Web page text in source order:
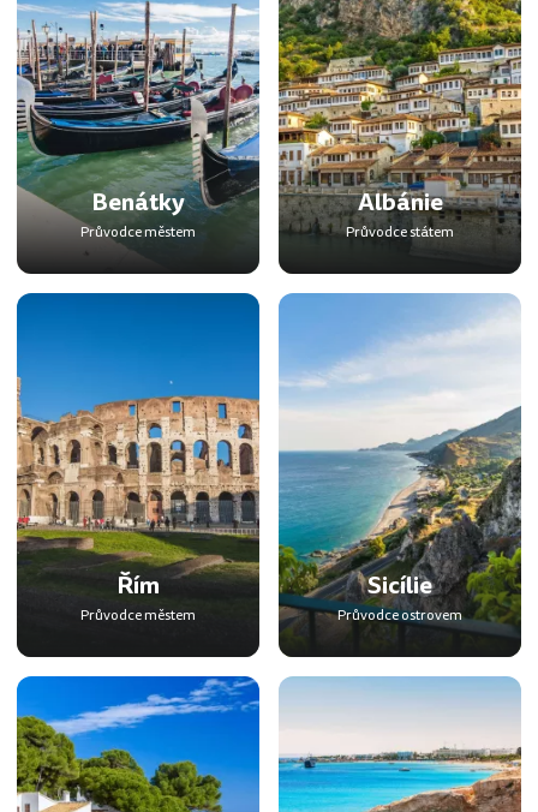
Benátky
Průvodce městem
Albánie
Průvodce státem
Řím
Průvodce městem
Sicílie
Průvodce ostrovem